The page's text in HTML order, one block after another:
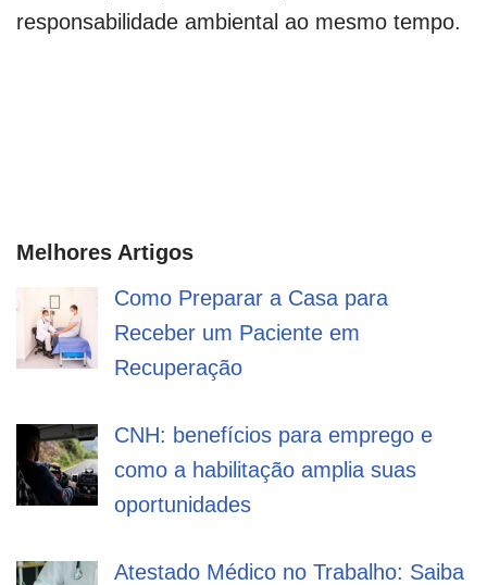
responsabilidade ambiental ao mesmo tempo.
Melhores Artigos
Como Preparar a Casa para
Receber um Paciente em
Recuperação
CNH: benefícios para emprego e
como a habilitação amplia suas
oportunidades
Atestado Médico no Trabalho: Saiba